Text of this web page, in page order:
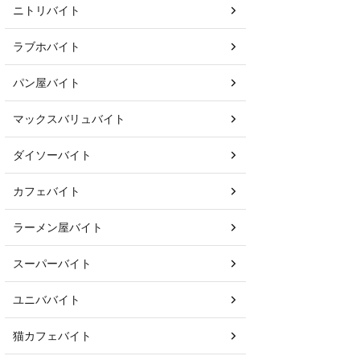
ニトリバイト
ラブホバイト
パン屋バイト
マックスバリュバイト
ダイソーバイト
カフェバイト
ラーメン屋バイト
スーパーバイト
ユニババイト
猫カフェバイト